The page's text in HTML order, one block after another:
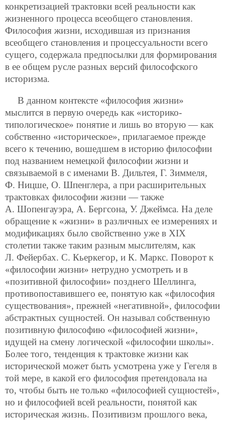
конкретизацией трактовки всей реальности как
жизненного процесса всеобщего становления.
Философия жизни, исходившая из признания
всеобщего становления и процессуальности всего
сущего, содержала предпосылки для формирования
в ее общем русле разных версий философского
историзма.
В данном контексте «философия жизни»
мыслится в первую очередь как «историко-
типологическое» понятие и лишь во вторую — как
собственно «историческое», прилагаемое прежде
всего к течению, вошедшем в историю философии
под названием немецкой философии жизни и
связываемой в с именами В. Дильтея, Г. Зиммеля,
Ф. Ницше, О. Шпенглера, а при расширительных
трактовках философии жизни — также
А. Шопенгауэра, А. Бергсона, У. Джеймса. На деле
обращение к «жизни» в различных ее измерениях и
модификациях было свойственно уже в XIX
столетии также таким разным мыслителям, как
Л. Фейербах. С. Кьеркегор, и К. Маркс. Поворот к
«философии жизни» нетрудно усмотреть и в
«позитивной философии» позднего Шеллинга,
противопоставившего ее, понятую как «философия
существования», прежней «негативной», философии
абстрактных сущностей. Он называл собственную
позитивную философию «философией жизни»,
идущей на смену логической «философии школы».
Более того, тенденция к трактовке жизни как
исторической может быть усмотрена уже у Гегеля в
той мере, в какой его философия претендовала на
то, чтобы быть не только «философией сущностей»,
но и философией всей реальности, понятой как
историческая жизнь. Позитивизм прошлого века,